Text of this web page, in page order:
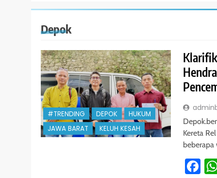
Depok
#TRENDING DEPOK
HUKUM
JAWA BARAT
KELUH KESAH
Kereta
beberapa